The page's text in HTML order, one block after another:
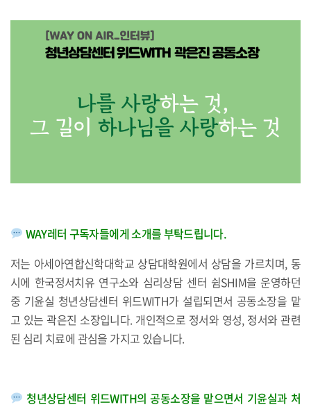
WAY레터 구독자들에게 소개를 부탁드립니다.
저는 아세아연합신학대학교 상담대학원에서 상담을 가르치며, 동
시에 한국정서치유 연구소와 심리상담 센터 쉼SHIM을 운영하던
중 기윤실 청년상담센터 위드WITH가 설립되면서 공동소장을 맡
고 있는 곽은진 소장입니다. 개인적으로 정서와 영성, 정서와 관련
된 심리 치료에 관심을 가지고 있습니다.
청년상담센터 위드WITH의 공동소장을 맡으면서 기윤실과 처